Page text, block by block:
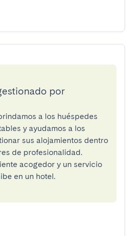
por
a los huéspedes
y ayudamos a los
sus alojamientos dentro
de profesionalidad.
acogedor y un servicio
en un hotel.